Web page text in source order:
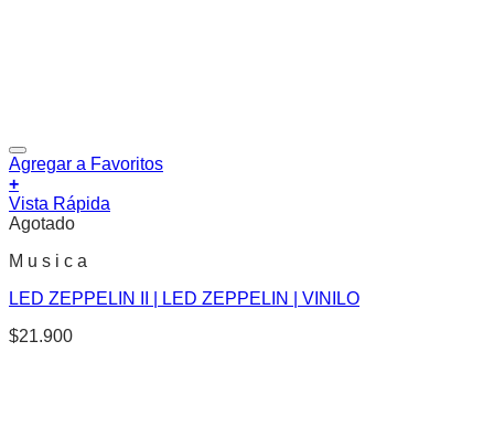
Agregar a Favoritos
+
Vista Rápida
Agotado
M u s i c a
LED ZEPPELIN II | LED ZEPPELIN | VINILO
$21.900